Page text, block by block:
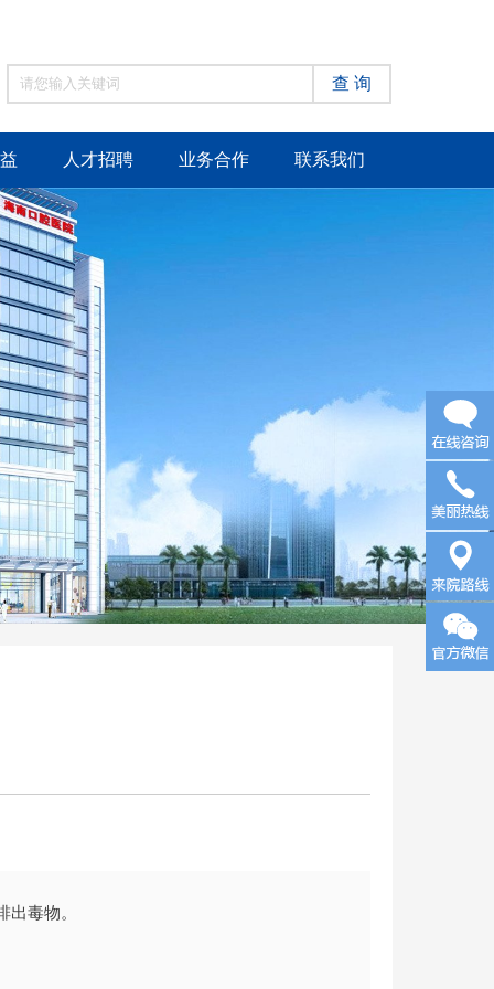
查 询
人才招聘 业务合作 联系我们
毒物。
在线咨
询
来院路